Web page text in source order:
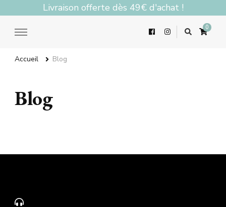
Livraison offerte dès 49€ d'achat !
0
Accueil Blog
Blog